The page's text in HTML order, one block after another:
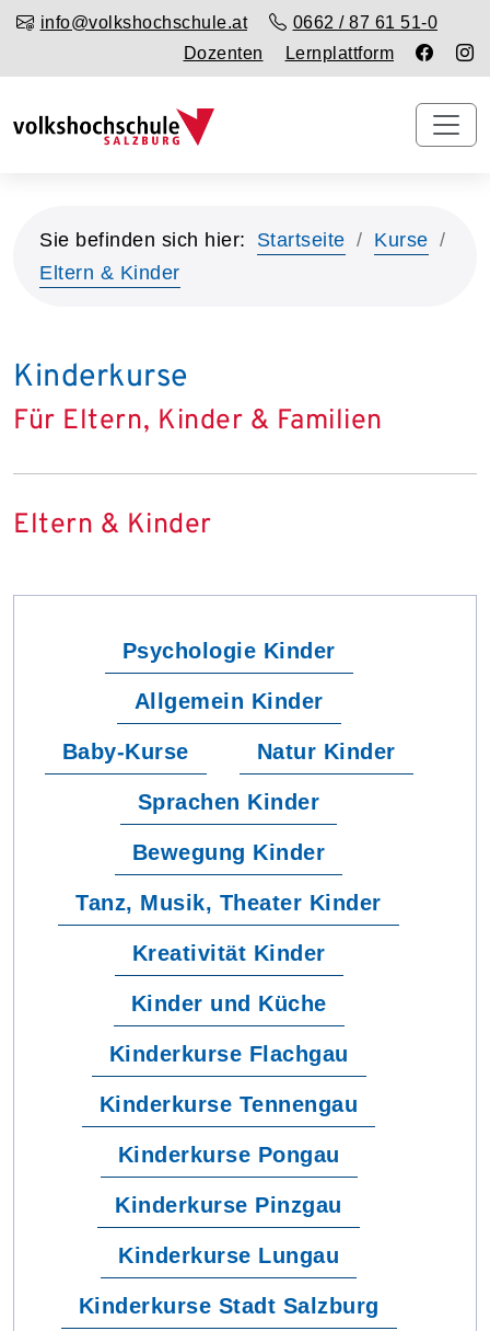
info@volkshochschule.at
0662 / 87 61 51-0
Dozenten
Lernplattform
Sie befinden sich hier: Startseite
Kurse
Eltern & Kinder
Kinderkurse
Für Eltern, Kinder & Familien
Eltern & Kinder
Psychologie Kinder
Allgemein Kinder
Baby-Kurse Natur Kinder
Sprachen Kinder
Bewegung Kinder
Tanz, Musik, Theater Kinder
Kreativität Kinder
Kinder und Küche
Kinderkurse Flachgau
Kinderkurse Tennengau
Kinderkurse Pongau
Kinderkurse Pinzgau
Kinderkurse Lungau
Kinderkurse Stadt Salzburg